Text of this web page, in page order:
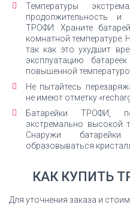
Температуры
продолжительность и
ТРОФИ. Храните
комнатной температуре.
так как это ухудшит
эксплуатацию
повышенной
Не пытайтесь
не имеют отметку
Батарейки ТРОФИ,
экстремально высокой
Снаружи
образовываться
КАК КУПИТЬ
Для уточнения заказа и